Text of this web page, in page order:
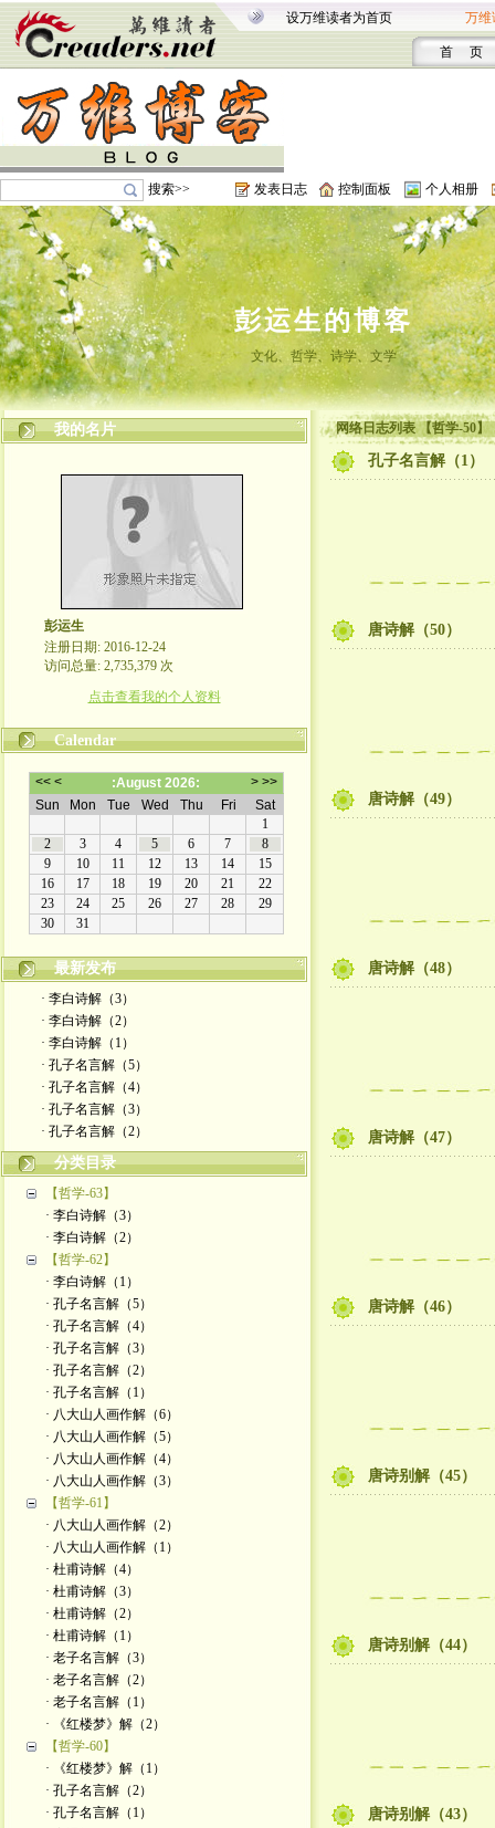
设万维读者为首页 万维
首 页
搜索>> 发表日志 控制面板 个人相册
彭运生的博客
文化、哲学、诗学、文学
我的名片
彭运生
注册日期: 2016-12-24
访问总量: 2,735,379 次
点击查看我的个人资料
Calendar
最新发布
· 李白诗解（3）
· 李白诗解（2）
· 李白诗解（1）
· 孔子名言解（5）
· 孔子名言解（4）
· 孔子名言解（3）
· 孔子名言解（2）
分类目录
【哲学-63】
· 李白诗解（3）
· 李白诗解（2）
【哲学-62】
· 李白诗解（1）
· 孔子名言解（5）
· 孔子名言解（4）
· 孔子名言解（3）
· 孔子名言解（2）
· 孔子名言解（1）
· 八大山人画作解（6）
· 八大山人画作解（5）
· 八大山人画作解（4）
· 八大山人画作解（3）
【哲学-61】
· 八大山人画作解（2）
· 八大山人画作解（1）
· 杜甫诗解（4）
· 杜甫诗解（3）
· 杜甫诗解（2）
· 杜甫诗解（1）
· 老子名言解（3）
· 老子名言解（2）
· 老子名言解（1）
· 《红楼梦》解（2）
【哲学-60】
· 《红楼梦》解（1）
· 孔子名言解（2）
· 孔子名言解（1）
网络日志列表 【哲学-50】
孔子名言解（1）
唐诗解（50）
唐诗解（49）
唐诗解（48）
唐诗解（47）
唐诗解（46）
唐诗别解（45）
唐诗别解（44）
唐诗别解（43）